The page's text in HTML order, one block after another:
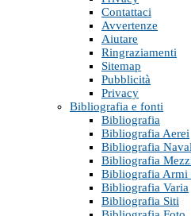
Contattaci
Avvertenze
Aiutare
Ringraziamenti
Sitemap
Pubblicità
Privacy
Bibliografia e fonti
Bibliografia
Bibliografia Aerei
Bibliografia
Bibliografia
Bibliografia Armi
Bibliografia Varia
Bibliografia Siti